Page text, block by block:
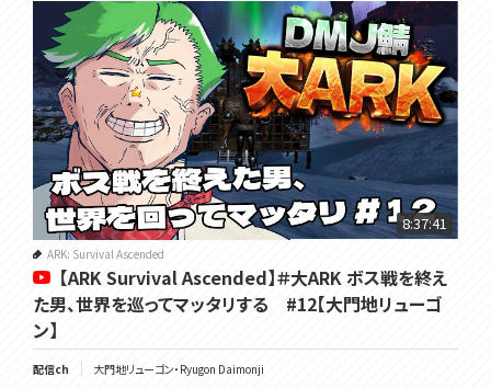
8:37:41
ARK: Survival Ascended
【ARK Survival Ascended】＃大ARK ボス戦を終え
た男、世界を巡ってマッタリする #12【大門地リューゴ
ン】
配信ch 大門地リューゴン・Ryugon Daimonji